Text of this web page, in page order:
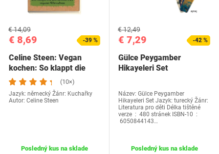
€ 8,69
€ 14,09
-39 %
Celine Steen: Vegan
kochen: So klappt die
Ums
(10×)
Jazyk: německý Žánr: Kuchařky
Autor: Celine Steen
Posledný kus na sklade
€ 7,29
€ 12,49
-42 %
Gülce Peygamber
Hikayeleri Set
Název: Gülce Peygamber
Hikayeleri Set Jazyk: turecký Žánr:
Literatura pro děti‎ Délka tištěné
verze ‏ : ‎ 480 stránek ISBN-10 ‏ :
‎ 6050844143…
Posledný kus na sklade